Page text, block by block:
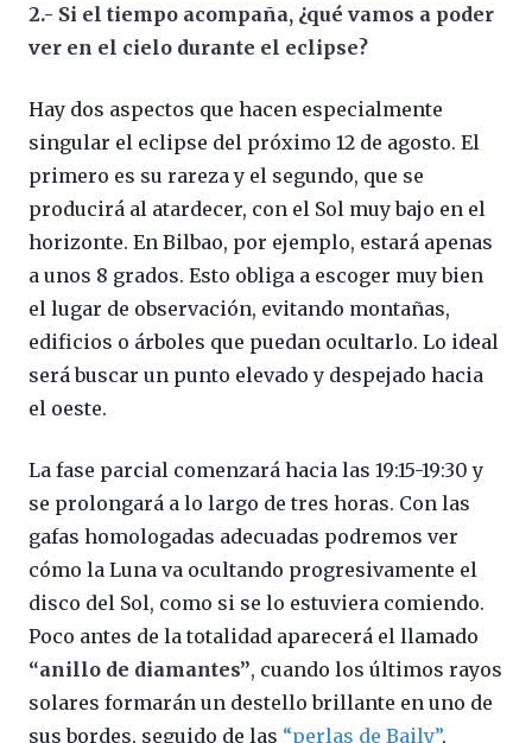
2.- Si el tiempo acompaña, ¿qué vamos a poder
ver en el cielo durante el eclipse?
Hay dos aspectos que hacen especialmente
singular el eclipse del próximo 12 de agosto. El
primero es su rareza y el segundo, que se
producirá al atardecer, con el Sol muy bajo en el
horizonte. En Bilbao, por ejemplo, estará apenas
a unos 8 grados. Esto obliga a escoger muy bien
el lugar de observación, evitando montañas,
edificios o árboles que puedan ocultarlo. Lo ideal
será buscar un punto elevado y despejado hacia
el oeste.
La fase parcial comenzará hacia las 19:15-19:30 y
se prolongará a lo largo de tres horas. Con las
gafas homologadas adecuadas podremos ver
cómo la Luna va ocultando progresivamente el
disco del Sol, como si se lo estuviera comiendo.
Poco antes de la totalidad aparecerá el llamado
“anillo de diamantes”, cuando los últimos rayos
solares formarán un destello brillante en uno de
sus bordes, seguido de las “perlas de Baily”,